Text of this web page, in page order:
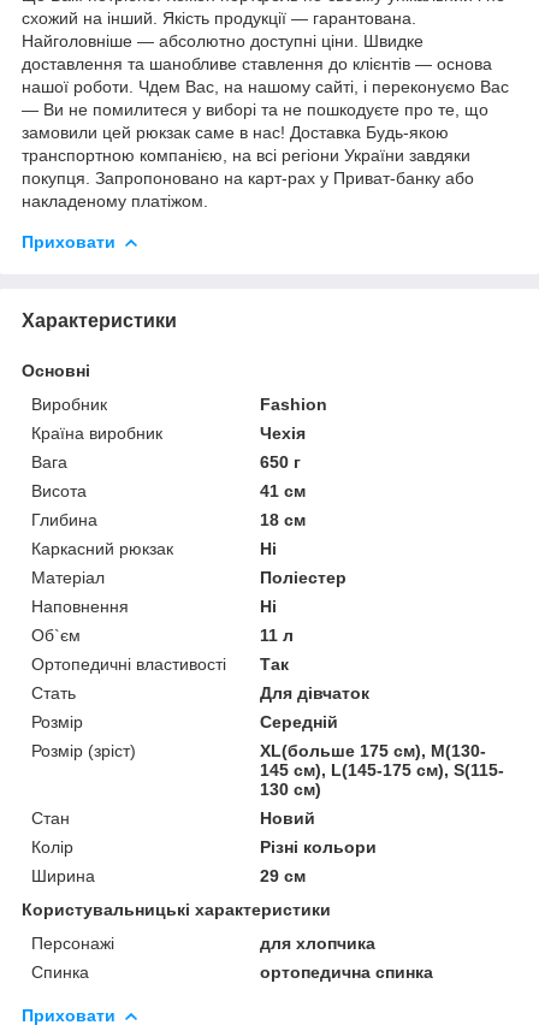
схожий на інший. Якість продукції — гарантована.
Найголовніше — абсолютно доступні ціни. Швидке
доставлення та шанобливе ставлення до клієнтів — основа
нашої роботи. Чдем Вас, на нашому сайті, і переконуємо Вас
— Ви не помилитеся у виборі та не пошкодуєте про те, що
замовили цей рюкзак саме в нас! Доставка Будь-якою
транспортною компанією, на всі регіони України завдяки
покупця. Запропоновано на карт-рах у Приват-банку або
накладеному платіжом.
Приховати
Характеристики
Основні
Виробник
Fashion
Країна виробник
Чехія
Вага
650 г
Висота
41 см
Глибина
18 см
Каркасний рюкзак
Ні
Матеріал
Поліестер
Наповнення
Ні
Об`єм
11 л
Ортопедичні властивості
Так
Стать
Для дівчаток
Розмір
Середній
Розмір (зріст)
XL(больше 175 см), M(130-
145 см), L(145-175 см), S(115-
130 см)
Стан
Новий
Колір
Різні кольори
Ширина
29 см
Користувальницькі характеристики
Персонажі
для хлопчика
Спинка
ортопедична спинка
Приховати